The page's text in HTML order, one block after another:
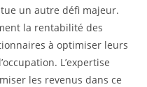
un autre défi majeur.
la rentabilité des
à optimiser leurs
L’expertise
les revenus dans ce